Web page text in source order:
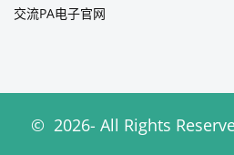
交流PA电子官网
© 2026- All Rights